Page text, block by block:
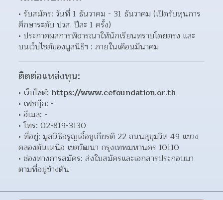
รับสมัคร: วันที่ 1 ธันวาคม - 31 ธันวาคม (เปิดรับทุนการ
ศึกษาระดับ ปวส. ปีละ 1 ครั้ง)
ประกาศผลการพิจารณาให้นักเรียนทราบโดยตรง และ
บนเว็บไซต์ของมูลนิธิฯ : ภายในเดือนมีนาคม
ติดต่อแหล่งทุน:
เว็บไซต์: https://www.cefoundation.or.th
เฟซบุ๊ก: -
อีเมล: -
โทร: 02-819-3130
ที่อยู่: มูลนิธิจรูญเอื้อชูเกียรติ 22 ถนนสุขุมวิท 49 แขวง
คลองตันเหนือ เขตวัฒนา กรุงเทพมหานคร 10110
ช่องทางการสมัคร: ส่งใบสมัครและเอกสารประกอบมา
ตามที่อยู่ข้างต้น